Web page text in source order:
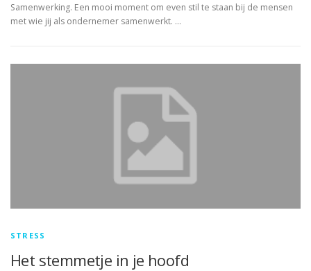
Samenwerking. Een mooi moment om even stil te staan bij de mensen
met wie jij als ondernemer samenwerkt. …
STRESS
Het stemmetje in je hoofd